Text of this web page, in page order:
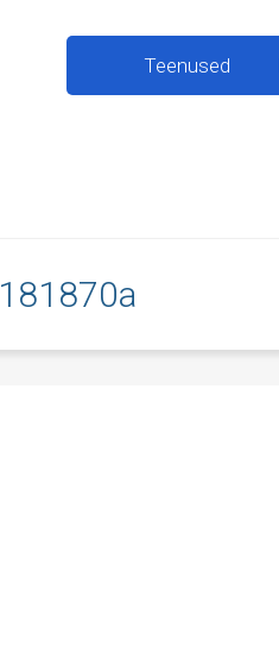
Teenused
181870a